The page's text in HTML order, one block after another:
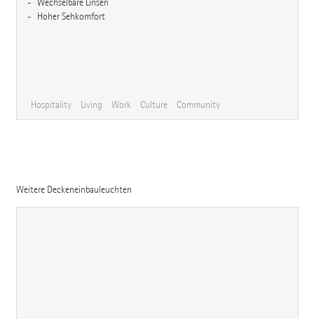
Wechselbare Linsen
Hoher Sehkomfort
Hospitality Living Work Culture Community
Weitere Deckeneinbauleuchten